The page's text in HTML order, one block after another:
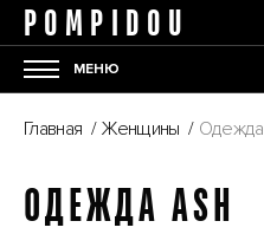
POMPIDOU
МЕНЮ
Главная / Женщины / Одежда
ОДЕЖДА ASH